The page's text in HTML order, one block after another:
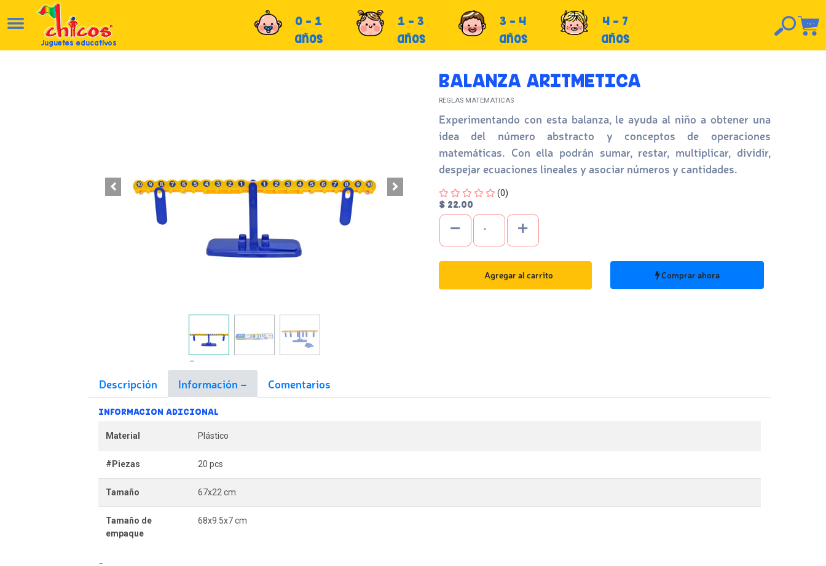
Juguetes educativos
0 - 1
años
1 - 3
años
3 - 4
años
4 - 7
años
BALANZA ARITMETICA
REGLAS MATEMATICAS
Experimentando con esta balanza, le ayuda al niño a obtener una
idea del número abstracto y conceptos de operaciones
matemáticas. Con ella podrán sumar, restar, multiplicar, dividir,
despejar ecuaciones lineales y asociar números y cantidades.
Four out of Five Stars
(0)
$ 22.00
Agregar al carrito Comprar ahora
Descripción Información Comentarios
INFORMACION ADICIONAL
Material Plástico
#Piezas 20 pcs
Tamaño 67x22 cm
Tamaño de
empaque
68x9.5x7 cm